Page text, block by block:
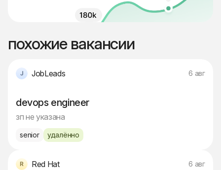
похожие вакансии
JobLeads 6 авг
devops engineer
зп не указана
senior удалённо
Red Hat 6 авг